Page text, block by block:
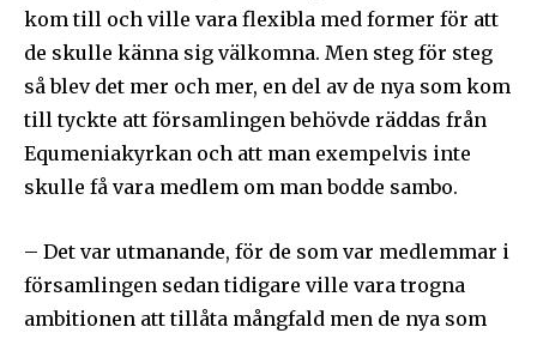
kom till och ville vara flexibla med former för att
de skulle känna sig välkomna. Men steg för steg
så blev det mer och mer, en del av de nya som kom
till tyckte att församlingen behövde räddas från
Equmeniakyrkan och att man exempelvis inte
skulle få vara medlem om man bodde sambo.
– Det var utmanande, för de som var medlemmar i
församlingen sedan tidigare ville vara trogna
ambitionen att tillåta mångfald men de nya som